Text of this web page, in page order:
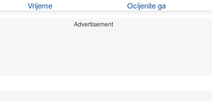
Vrijeme Ocijenite ga
Advertisement